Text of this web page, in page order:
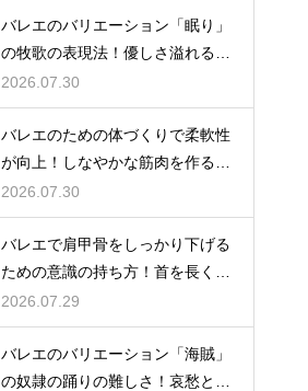
バレエのバリエーション「眠り」
の牧歌の表現法！優しさ溢れる踊
り
2026.07.30
バレエのための体づくりで柔軟性
が向上！しなやかな筋肉を作る毎
日の新習慣
2026.07.30
バレエで肩甲骨をしっかり下げる
ための意識の持ち方！首を長く見
せる
2026.07.29
バレエのバリエーション「海賊」
の奴隷の踊りの難しさ！哀愁とテ